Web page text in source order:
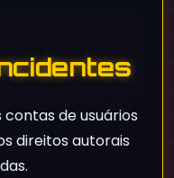
de usuários
direitos autorais